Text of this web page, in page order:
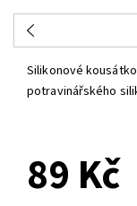
Silikonové
potravinářského
89 Kč